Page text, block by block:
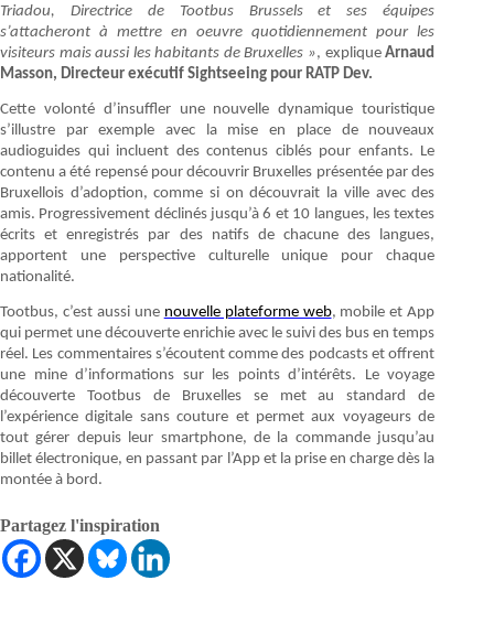
Triadou, Directrice de Tootbus Brussels et ses équipes
s’attacheront à mettre en oeuvre quotidiennement pour les
visiteurs mais aussi les habitants de Bruxelles », expliqueArnaud
Masson, Directeur exécutif Sightseeing pour RATP Dev.
Cette volonté d’insuffler une nouvelle dynamique touristique
s’illustre par exemple avec la mise en place de nouveaux
audioguides qui incluent des contenus ciblés pour enfants. Le
contenu a été repensé pour découvrir Bruxelles présentée par des
Bruxellois d’adoption, comme si on découvrait la ville avec des
amis. Progressivement déclinés jusqu’à 6 et 10 langues, les textes
écrits et enregistrés par des natifs de chacune des langues,
apportent une perspective culturelle unique pour chaque
nationalité.
Tootbus, c’est aussi une nouvelle plateforme web, mobile et App
qui permet une découverte enrichie avec le suivi des bus en temps
réel. Les commentaires s’écoutent comme des podcasts et offrent
une mine d’informations sur les points d’intérêts. Le voyage
découverte Tootbus de Bruxelles se met au standard de
l’expérience digitale sans couture et permet aux voyageurs de
tout gérer depuis leur smartphone, de la commande jusqu’au
billet électronique, en passant par l’App et la prise en charge dès la
montée à bord.
Partagez l'inspiration